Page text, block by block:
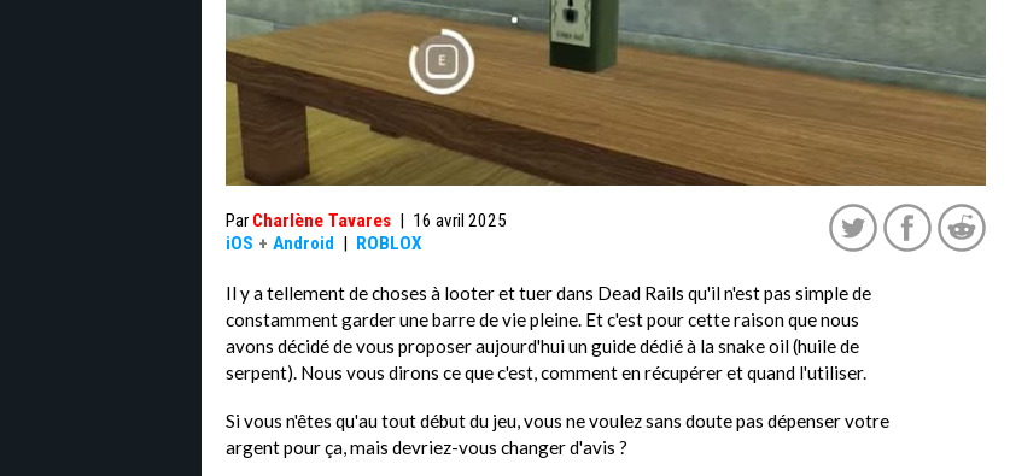
Par Charlène Tavares | 16 avril 2025
iOS + Android | ROBLOX
Il y a tellement de choses à looter et tuer dans Dead Rails qu'il n'est pas simple de
constamment garder une barre de vie pleine. Et c'est pour cette raison que nous
avons décidé de vous proposer aujourd'hui un guide dédié à la snake oil (huile de
serpent). Nous vous dirons ce que c'est, comment en récupérer et quand l'utiliser.
Si vous n'êtes qu'au tout début du jeu, vous ne voulez sans doute pas dépenser votre
argent pour ça, mais devriez-vous changer d'avis ?